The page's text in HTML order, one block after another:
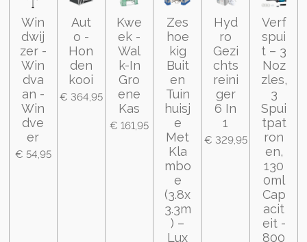
Win
dwij
zer -
Win
dva
an -
Win
dve
er
€ 54,95
Aut
o -
Hon
den
kooi
€ 364,95
Kwe
ek -
Wal
k-In
Gro
ene
Kas
€ 161,95
Zes
hoe
kig
Buit
en
Tuin
huisj
e
Met
Kla
mbo
e
(3.8x
3.3m
) –
Lux
Hyd
ro
Gezi
chts
reini
ger
6 In
1
€ 329,95
Verf
spui
t – 3
Noz
zles,
3
Spui
tpat
ron
en,
130
0ml
Cap
acit
eit -
800